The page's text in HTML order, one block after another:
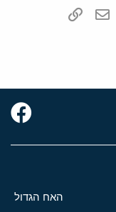
WhatsAppדואר אלקטרוני
האח הגדול